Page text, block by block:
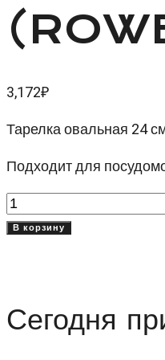
3,172₽
Тарелка овальная 24
Подходит для
Количество
товара
см
Роуэнберриз
В корзину
Сегодня